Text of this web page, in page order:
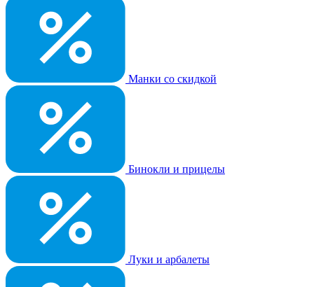
Манки со скидкой
Бинокли и прицелы
Луки и арбалеты